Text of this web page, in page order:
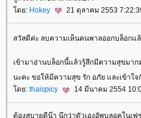
ดย: Hokey 21 ตุลาคม 2553
สวัสดีค่ะ ลบความเห็นคนพาลออกบล็อก
เข้ามาอ่านบล็อกนี้แล้วรู้สึกมีความสุขมา
นะคะ ขอให้มีความสุข รัก อภัย และเข้าใ
ดย: thaispicy 14 มีนาคม 2554
ต้องสบายดีน๊า นึกว่าตัวเองอัพบลอคในเฟ